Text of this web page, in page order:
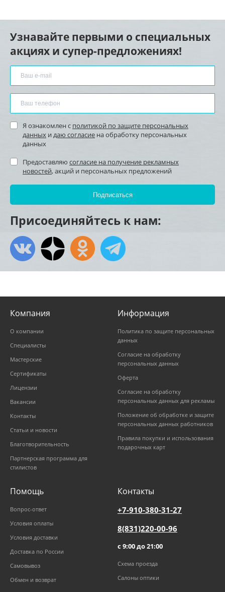
Узнавайте первыми о специальных
акциях и супер-предложениях!
Я ознакомлен с политикой по защите персональных
данных и даю согласие на обработку персональных
данных
Предоставляю согласие на получение рекламных
новостей, акций и персональных предложений
Присоединяйтесь к нам:
Компания
О компании
Специалисты
Мастерские
Сертификаты
Лицензии
Вакансии
Контакты
Статьи и новости
Благотворительность
Партнерская программа для
стилистов
Информация
Политика по защите персональных
данных
Согласие на обработку
персональных данных
Оферта
Согласие на обработку
персональных данных для рекламы
Положение об обработке и защите
персональных данных работников
Правила покупки и использования
подарочных карт
Помощь
Вопрос-ответ
Условия оплаты
Условия доставки
Доставка по России
Самовывоз
Обмен и возврат
Контакты
+7-910-380-31-27
8(831)220-00-96
с 9:00 до 21:00
Схема проезда
Салоны оптики